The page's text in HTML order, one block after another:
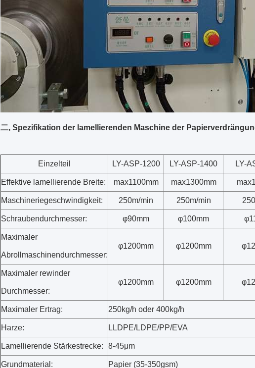
二, Spezifikation der lamellierenden Maschine der
Einzelteil LY-ASP-1200 LY-ASP-1400 LY-
Effektive lamellierende Breite: max1100mm max1300mm
Maschineriegeschwindigkeit: 250m/min 250m/min
Schraubendurchmesser: φ90mm φ100mm
Maximaler
Abrollmaschinendurchmesser:
φ1200mm φ1200mm
Maximaler rewinder
Durchmesser:
φ1200mm φ1200mm
Maximaler Ertrag: 250kg/h oder 400kg/h
Harze: LLDPE/LDPE/PP/EVA
Lamellierende Stärkestrecke: 8-45μm
Grundmaterial: Papier (35-350gsm)